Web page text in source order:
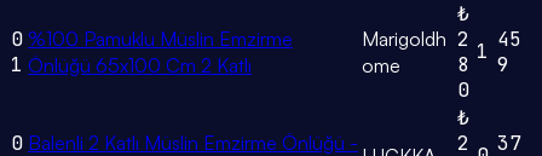
0
1
%100 Pamuklu Müslin Emzirme
Önlüğü 65x100 Cm 2 Katlı
Marigoldh
ome
₺
2
8
0
1 45
9
0 Balenli 2 Katlı Müslin Emzirme Önlüğü -
₺
2
37